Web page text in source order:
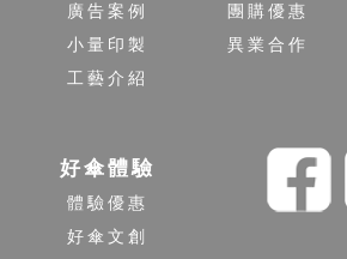
廣告案例
小量印製
工藝介紹
團購優惠
異業合作
好傘體驗
體驗優惠
好傘文創